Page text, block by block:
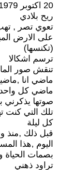
20 اكتوبر 1979
ريح بلادي
تعوي تصر ,
على الارض
(تكنسها)
ترسم اشكالا
تنقش صور
ماضي انا
ماضي كل واحد
صوتها يذكرني
تلك التي كنت
كل ليلة
قبل ذلك ,منذ
اليوم ,هذا
بصمات الحياة
تراود ذهني